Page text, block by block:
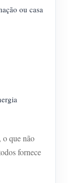
ou casa
o que não
fornece